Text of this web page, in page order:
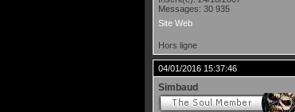
Messages: 30 935
Site Web
Hors ligne
04/01/2016 15:37:46
Simbaud